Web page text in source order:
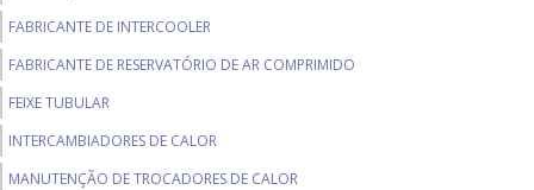
FABRICANTE DE INTERCOOLER
FABRICANTE DE RESERVATÓRIO DE AR COMPRIMIDO
FEIXE TUBULAR
INTERCAMBIADORES DE CALOR
MANUTENÇÃO DE TROCADORES DE CALOR